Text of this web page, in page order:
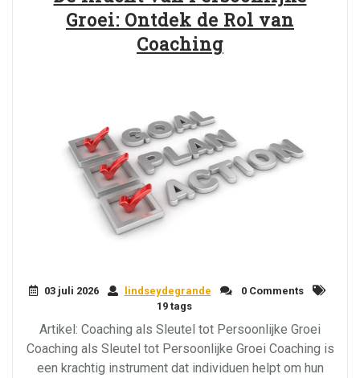
Groei: Ontdek de Rol van
Coaching
03 juli 2026 lindseydegrande
0 Comments
19 tags
Artikel: Coaching als Sleutel tot Persoonlijke Groei
Coaching als Sleutel tot Persoonlijke Groei Coaching is
een krachtig instrument dat individuen helpt om hun